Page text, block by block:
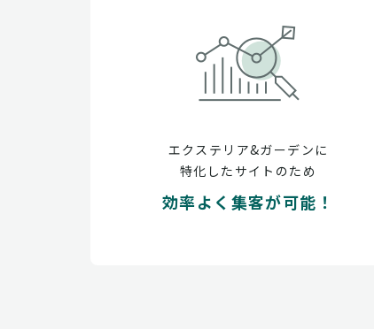
エクステリア&ガーデンに
特化したサイトのため
効率よく集客が可能！